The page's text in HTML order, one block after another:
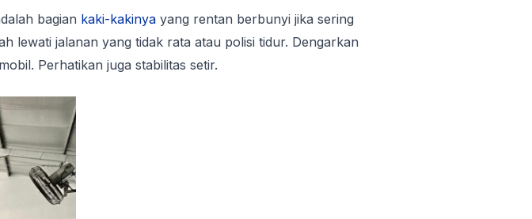
bagian kaki-kakinyayang rentan berbunyi jika sering
lewati jalanan yang tidak rata atau polisi tidur. Dengarkan
Perhatikan juga stabilitas setir.